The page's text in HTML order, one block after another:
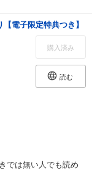
電子限定特典つき】
購入済み
読む
では無い人でも読め